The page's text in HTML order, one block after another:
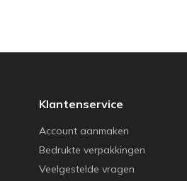
Klantenservice
Account aanmaken
Bedrukte verpakkingen
Veelgestelde vragen